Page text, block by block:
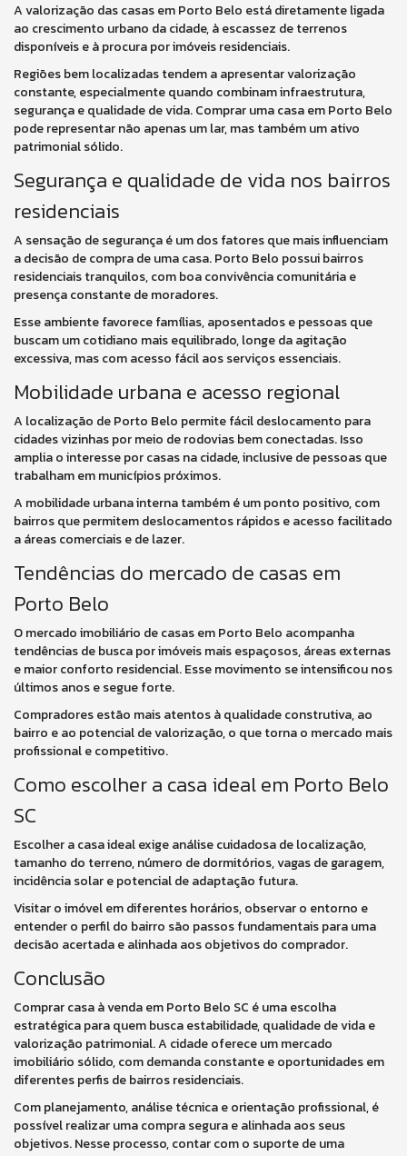
A valorização das casas em Porto Belo está diretamente ligada
ao crescimento urbano da cidade, à escassez de terrenos
disponíveis e à procura por imóveis residenciais.
Regiões bem localizadas tendem a apresentar valorização
constante, especialmente quando combinam infraestrutura,
segurança e qualidade de vida. Comprar uma casa em Porto Belo
pode representar não apenas um lar, mas também um ativo
patrimonial sólido.
Segurança e qualidade de vida nos bairros
residenciais
A sensação de segurança é um dos fatores que mais influenciam
a decisão de compra de uma casa. Porto Belo possui bairros
residenciais tranquilos, com boa convivência comunitária e
presença constante de moradores.
Esse ambiente favorece famílias, aposentados e pessoas que
buscam um cotidiano mais equilibrado, longe da agitação
excessiva, mas com acesso fácil aos serviços essenciais.
Mobilidade urbana e acesso regional
A localização de Porto Belo permite fácil deslocamento para
cidades vizinhas por meio de rodovias bem conectadas. Isso
amplia o interesse por casas na cidade, inclusive de pessoas que
trabalham em municípios próximos.
A mobilidade urbana interna também é um ponto positivo, com
bairros que permitem deslocamentos rápidos e acesso facilitado
a áreas comerciais e de lazer.
Tendências do mercado de casas em
Porto Belo
O mercado imobiliário de casas em Porto Belo acompanha
tendências de busca por imóveis mais espaçosos, áreas externas
e maior conforto residencial. Esse movimento se intensificou nos
últimos anos e segue forte.
Compradores estão mais atentos à qualidade construtiva, ao
bairro e ao potencial de valorização, o que torna o mercado mais
profissional e competitivo.
Como escolher a casa ideal em Porto Belo
SC
Escolher a casa ideal exige análise cuidadosa de localização,
tamanho do terreno, número de dormitórios, vagas de garagem,
incidência solar e potencial de adaptação futura.
Visitar o imóvel em diferentes horários, observar o entorno e
entender o perfil do bairro são passos fundamentais para uma
decisão acertada e alinhada aos objetivos do comprador.
Conclusão
Comprar casa à venda em Porto Belo SC é uma escolha
estratégica para quem busca estabilidade, qualidade de vida e
valorização patrimonial. A cidade oferece um mercado
imobiliário sólido, com demanda constante e oportunidades em
diferentes perfis de bairros residenciais.
Com planejamento, análise técnica e orientação profissional, é
possível realizar uma compra segura e alinhada aos seus
objetivos. Nesse processo, contar com o suporte de uma